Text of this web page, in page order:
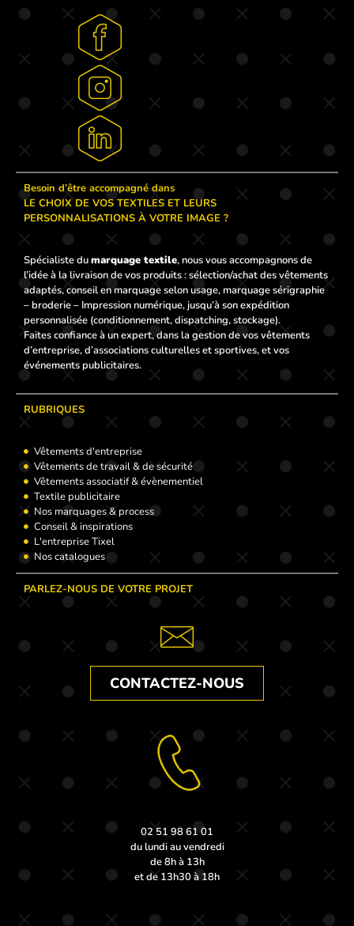
Besoin d’être accompagné dans
LE CHOIX DE VOS TEXTILES ET LEURS
PERSONNALISATIONS À VOTRE IMAGE ?
Spécialiste dumarquage textile, nous vous accompagnons de
l’idée à la livraison de vos produits : sélection/achat des vêtements
adaptés, conseil en marquage selon usage, marquage sérigraphie
– broderie – Impression numérique, jusqu’à son expédition
personnalisée (conditionnement, dispatching, stockage).
Faites confiance à un expert, dans la gestion de vos vêtements
d’entreprise, d’associations culturelles et sportives, et vos
événements publicitaires.
RUBRIQUES
Vêtements d'entreprise
Vêtements de travail & de sécurité
Vêtements associatif & évènementiel
Textile publicitaire
Nos marquages & process
Conseil & inspirations
L'entreprise Tixel
Nos catalogues
PARLEZ-NOUS DE VOTRE PROJET
CONTACTEZ-NOUS
02 51 98 61 01
du lundi au vendredi
de 8h à 13h
et de 13h30 à 18h